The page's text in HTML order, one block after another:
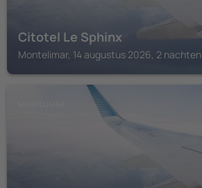
Citotel Le Sphinx
Montelimar, 14 augustus 2026, 2 nachten